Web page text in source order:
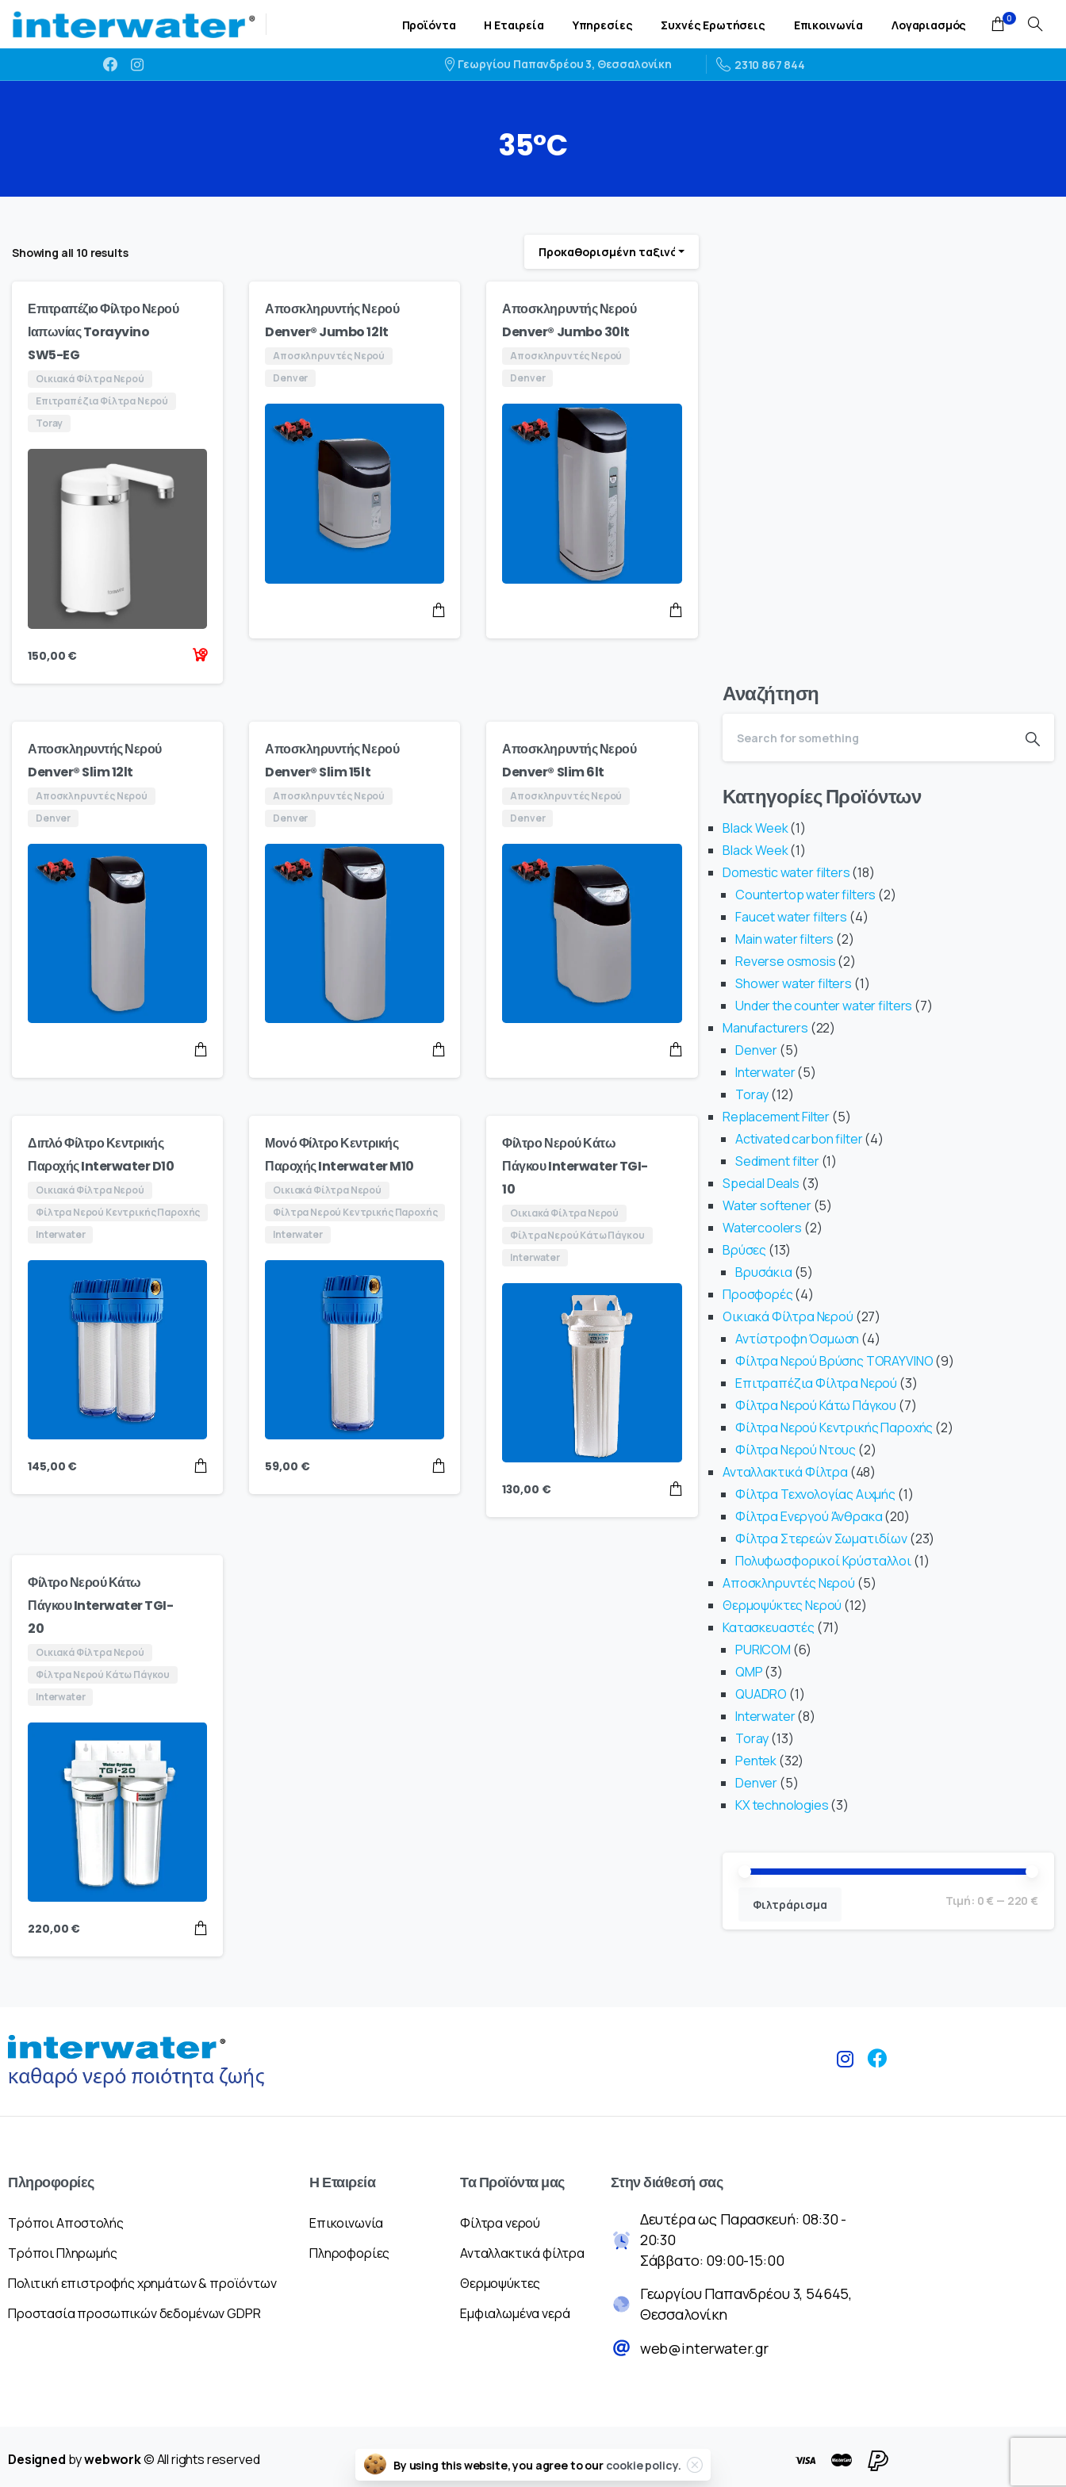
Προϊόντα Η Εταιρεία Υπηρεσίες Συχνές Ερωτήσεις Επικοινωνία Λογαριασμός 0
Γεωργίου Παπανδρέου 3, Θεσσαλονίκη 2310 867 844
35°C
Showing all 10 results Προκαθορισμένη ταξινόμηση
Επιτραπέζιο Φίλτρο Νερού
Ιαπωνίας Torayvino
SW5-EG
Οικιακά Φίλτρα Νερού
Επιτραπέζια Φίλτρα Νερού
Toray
150,00 €
Αποσκληρυντής Νερού
Denver® Jumbo 12lt
Αποσκληρυντές Νερού
Denver
Αποσκληρυντής Νερού
Denver® Jumbo 30lt
Αποσκληρυντές Νερού
Denver
Αποσκληρυντής Νερού
Denver® Slim 12lt
Αποσκληρυντές Νερού
Denver
Αποσκληρυντής Νερού
Denver® Slim 15lt
Αποσκληρυντές Νερού
Denver
Αποσκληρυντής Νερού
Denver® Slim 6lt
Αποσκληρυντές Νερού
Denver
Διπλό Φίλτρο Κεντρικής
Παροχής Interwater D10
Οικιακά Φίλτρα Νερού
Φίλτρα Νερού Κεντρικής Παροχής
Interwater
145,00 €
Μονό Φίλτρο Κεντρικής
Παροχής Interwater M10
Οικιακά Φίλτρα Νερού
Φίλτρα Νερού Κεντρικής Παροχής
Interwater
59,00 €
Φίλτρο Νερού Κάτω
Πάγκου Interwater TGI-
10
Οικιακά Φίλτρα Νερού
Φίλτρα Νερού Κάτω Πάγκου
Interwater
130,00 €
Φίλτρο Νερού Κάτω
Πάγκου Interwater TGI-
20
Οικιακά Φίλτρα Νερού
Φίλτρα Νερού Κάτω Πάγκου
Interwater
220,00 €
Αναζήτηση
Κατηγορίες Προϊόντων
Black Week 1
Black Week 1
Domestic water filters 18
Countertop water filters 2
Faucet water filters 4
Main water filters 2
Reverse osmosis 2
Shower water filters 1
Under the counter water filters 7
Manufacturers 22
Denver 5
Interwater 5
Toray 12
Replacement Filter 5
Activated carbon filter 4
Sediment filter 1
Special Deals 3
Water softener 5
Watercoolers 2
Βρύσες 13
Βρυσάκια 5
Προσφορές 4
Οικιακά Φίλτρα Νερού 27
Αντίστροφη Όσμωση 4
Φίλτρα Νερού Βρύσης TORAYVINO 9
Επιτραπέζια Φίλτρα Νερού 3
Φίλτρα Νερού Κάτω Πάγκου 7
Φίλτρα Νερού Κεντρικής Παροχής 2
Φίλτρα Νερού Ντους 2
Ανταλλακτικά Φίλτρα 48
Φίλτρα Τεχνολογίας Αιχμής 1
Φίλτρα Ενεργού Άνθρακα 20
Φίλτρα Στερεών Σωματιδίων 23
Πολυφωσφορικοί Κρύσταλλοι 1
Αποσκληρυντές Νερού 5
Θερμοψύκτες Νερού 12
Κατασκευαστές 71
PURICOM 6
QMP 3
QUADRO 1
Interwater 8
Toray 13
Pentek 32
Denver 5
KX technologies 3
Φιλτράρισμα Τιμή: 0 € — 220 €
Πληροφορίες
Τρόποι Αποστολής
Τρόποι Πληρωμής
Πολιτική επιστροφής χρημάτων & προϊόντων
Προστασία προσωπικών δεδομένων GDPR
Η Εταιρεία
Επικοινωνία
Πληροφορίες
ΤαΠροϊόνταμας
Φίλτρα νερού
Ανταλλακτικά φίλτρα
Θερμοψύκτες
Εμφιαλωμένα νερά
Στηνδιάθεσή σας
Δευτέρα ως Παρασκευή: 08:30 -
20:30
Σάββατο: 09:00-15:00
Γεωργίου Παπανδρέου 3, 54645,
Θεσσαλονίκη
web@interwater.gr
Designed bywebwork© All rights reserved By using this website, you agree to our cookie policy.